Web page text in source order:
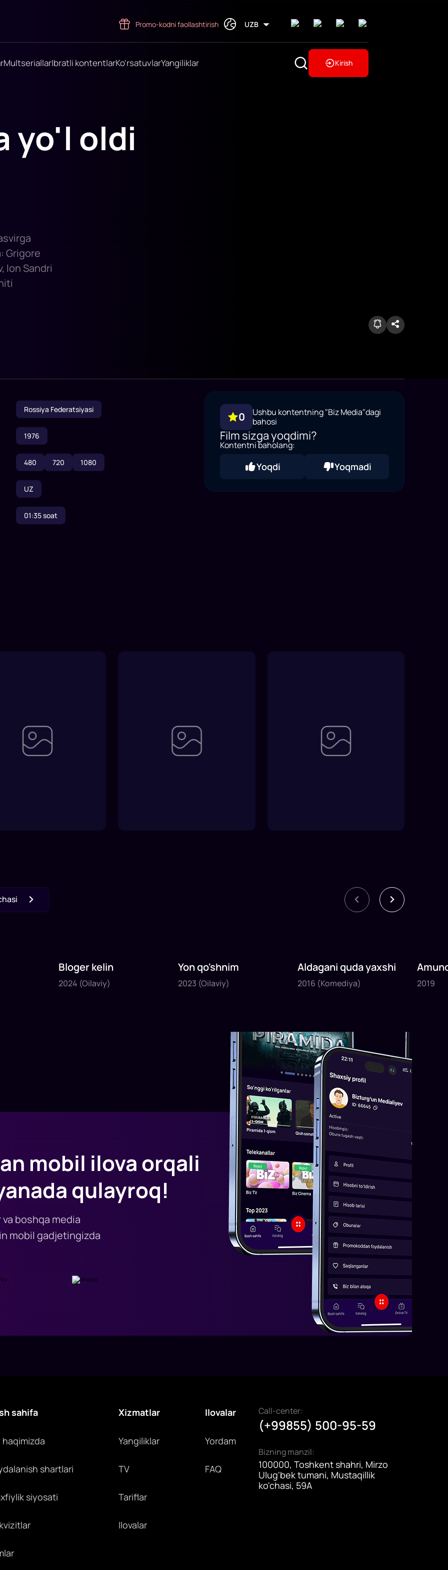
Promo-kodni faollashtirish UZB
MultseriallarIbratli kontentlarKo'rsatuvlarYangiliklar Kirish
yo'l oldi
Grigore
Ion Sandri
Rossiya Federatsiyasi
1976
480 720 1080
UZ
01:35soat
0
Ushbu kontentning "Biz Media"dagi
bahosi
Film sizga yoqdimi?
Kontentni baholang:
Yoqdi Yoqmadi
2024
1x35daq.
Bloger kelin
2024 (Oilaviy)
2023
1x40daq.
Yon qo'shnim
2023 (Oilaviy)
2016
1x82daq.
Aldagani quda yaxshi
2016 (Komediya)
2019
1x120
2019
mobil ilova orqali
qulayroq!
boshqa media
mobil gadjetingizda
sahifa
haqimizda
shartlari
siyosati
Xizmatlar
Yangiliklar
TV
Tariflar
Ilovalar
Ilovalar
Yordam
FAQ
Call-center:
(+99855) 500-95-59
Bizning manzil:
100000, Toshkent shahri, Mirzo
Ulug'bek tumani, Mustaqillik
ko'chasi, 59A